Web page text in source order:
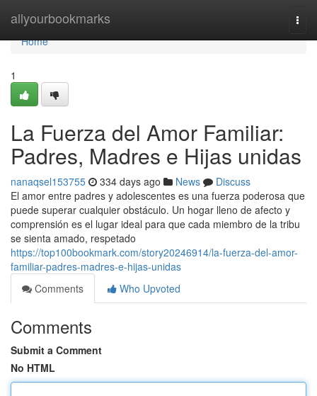
allyourbookmarks
Home
Home
1
La Fuerza del Amor Familiar:
Padres, Madres e Hijas unidas
nanaqsel153755 334 days ago News
Discuss
El amor entre padres y adolescentes es una fuerza poderosa que
puede superar cualquier obstáculo. Un hogar lleno de afecto y
comprensión es el lugar ideal para que cada miembro de la tribu
se sienta amado, respetado
https://top100bookmark.com/story20246914/la-fuerza-del-amor-
familiar-padres-madres-e-hijas-unidas
Comments
Who Upvoted
Comments
Submit a Comment
No HTML